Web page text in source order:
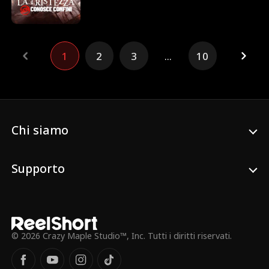
trasforma la sua vita in un incubo.
1 2 3 ... 10
Chi siamo
Supporto
© 2026 Crazy Maple Studio™, Inc. Tutti i diritti riservati.